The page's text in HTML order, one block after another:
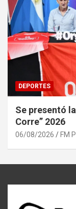
DEPORTES
Se presentó
Corre” 2026
06/08/2026 FM